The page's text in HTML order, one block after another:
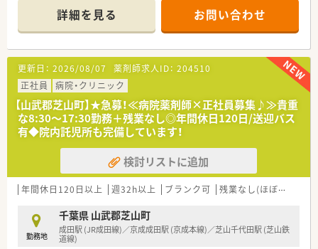
ず、全員で調剤～病棟まで担当！業務内容も幅広くなっていま
す。
■アットホームな雰囲気。有給休暇も使いやすく和やかに勤務
しています。
■産休・育休の取得実績もあり、家庭との両立のサポートには力
を入れています♪
詳細を見る お問い合わせ
更新日： 2026/08/07 薬剤師求人ID： 204510
正社員
病院・クリニック
【山武郡芝山町】★急募！≪病院薬剤師×正社員募集♪≫貴重
な8:30～17:30勤務＋残業なし◎年間休日120日/送迎バス
有◆院内託児所も完備しています！
検討リストに追加
年間休日120日以上 週32h以上 ブランク可 残業なし(ほぼなし含む)
勤務地
千葉県 山武郡芝山町
成田駅 (JR成田線)／京成成田駅 (京成本線)／芝山千代田駅 (芝山鉄
道線)